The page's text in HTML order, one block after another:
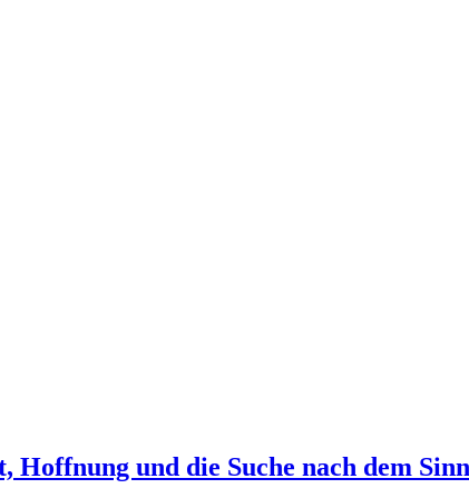
und die Suche nach dem